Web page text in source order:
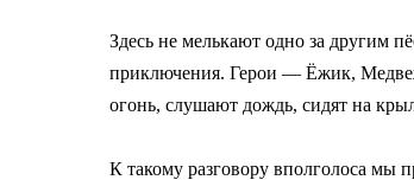
Здесь не мелькают одно за другим
приключения. Герои — Ёжик,
огонь, слушают дождь, сидят на
К такому разговору вполголоса мы